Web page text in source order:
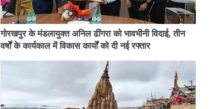
गोरखपुर के मंडलायुक्त अनिल ढींगरा को भावभीनी विदाई, तीन
वर्षों के कार्यकाल में विकास कार्यों को दी नई रफ्तार